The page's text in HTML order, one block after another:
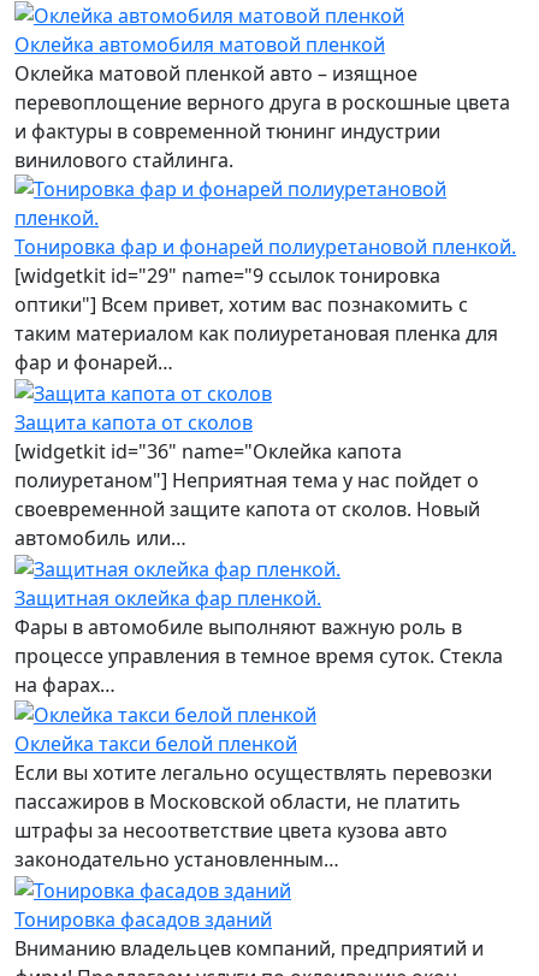
Оклейка автомобиля матовой пленкой
Оклейка матовой пленкой авто – изящное
перевоплощение верного друга в роскошные цвета
и фактуры в современной тюнинг индустрии
винилового стайлинга.
Тонировка фар и фонарей полиуретановой пленкой.
[widgetkit id="29" name="9 ссылок тонировка
оптики"] Всем привет, хотим вас познакомить с
таким материалом как полиуретановая пленка для
фар и фонарей…
Защита капота от сколов
[widgetkit id="36" name="Оклейка капота
полиуретаном"] Неприятная тема у нас пойдет о
своевременной защите капота от сколов. Новый
автомобиль или…
Защитная оклейка фар пленкой.
Фары в автомобиле выполняют важную роль в
процессе управления в темное время суток. Стекла
на фарах…
Оклейка такси белой пленкой
Если вы хотите легально осуществлять перевозки
пассажиров в Московской области, не платить
штрафы за несоответствие цвета кузова авто
законодательно установленным…
Тонировка фасадов зданий
Вниманию владельцев компаний, предприятий и